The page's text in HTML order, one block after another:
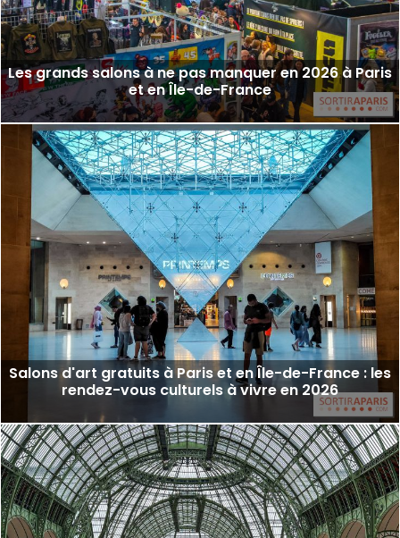
Les grands salons à ne pas manquer en 2026 à Paris
et en Île-de-France
Salons d'art gratuits à Paris et en Île-de-France : les
rendez-vous culturels à vivre en 2026